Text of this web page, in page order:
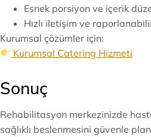
Esnek porsiyon ve içerik
Hızlı iletişim ve
Kurumsal çözümler için:
Kurumsal Catering Hizmeti
Sonuç
Rehabilitasyon merkezinizde
sağlıklı beslenmesini güvenle